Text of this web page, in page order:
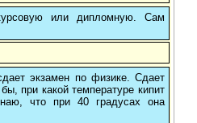
или дипломную. Сам
экзамен по физике. Сдает
при какой температуре кипит
что при 40 градусах она